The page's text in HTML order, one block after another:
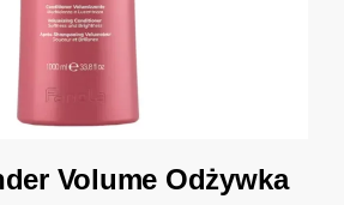
Volume Odżywka